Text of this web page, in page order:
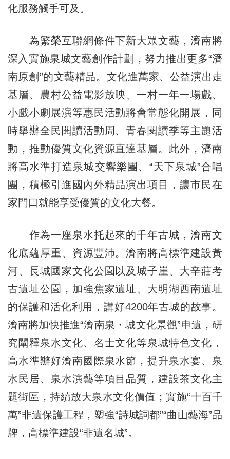
化服務觸手可及。
為繁榮互聯網條件下新大眾文藝，濟南將
深入實施泉城文藝創作計劃，努力推出更多“濟
南原創”的文藝精品。文化進萬家、公益演出走
基層、農村公益電影放映、一村一年一場戲、
小戲小劇展演等惠民活動將會常態化開展，同
時舉辦全民閱讀活動周、青春閱讀季等主題活
動，推動優質文化資源直達基層。此外，濟南
將高水準打造泉城交響樂團、“天下泉城”合唱
團，積極引進國內外精品演出項目，讓市民在
家門口就能享受優質的文化大餐。
作為一座泉水托起來的千年古城，濟南文
化底蘊厚重、資源豐沛。濟南將高標準建設黃
河、長城國家文化公園以及城子崖、大辛莊考
古遺址公園，加強焦家遺址、大明湖西南遺址
的保護和活化利用，講好4200年古城的故事。
濟南將加快推進“濟南泉・城文化景觀”申遺，研
究闡釋泉水文化、名士文化等泉城特色文化，
高水準辦好濟南國際泉水節，提升泉水宴、泉
水民居、泉水演藝等項目品質，建設茶文化主
題街區，持續放大泉水文化價值；實施“十百千
萬”非遺保護工程，塑強“詩城詞都”“曲山藝海”品
牌，高標準建設“非遺名城”。